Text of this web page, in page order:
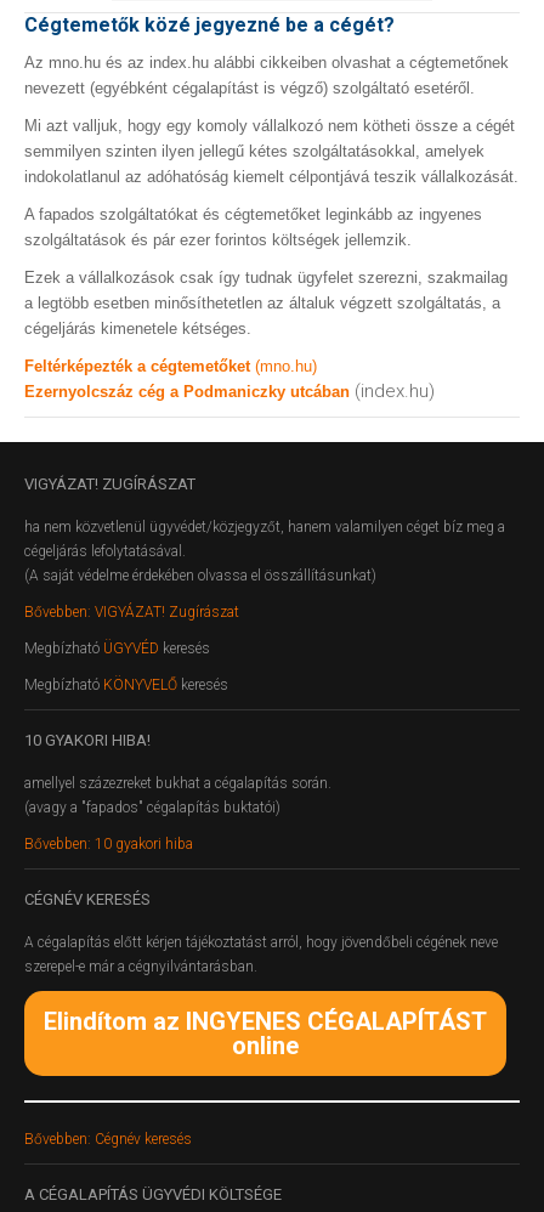
Cégtemetők közé jegyezné be a cégét?
Az mno.hu és az index.hu alábbi cikkeiben olvashat a cégtemetőnek
nevezett (egyébként cégalapítást is végző) szolgáltató esetéről.
Mi azt valljuk, hogy egy komoly vállalkozó nem kötheti össze a cégét
semmilyen szinten ilyen jellegű kétes szolgáltatásokkal, amelyek
indokolatlanul az adóhatóság kiemelt célpontjává teszik vállalkozását.
A fapados szolgáltatókat és cégtemetőket leginkább az ingyenes
szolgáltatások és pár ezer forintos költségek jellemzik.
Ezek a vállalkozások csak így tudnak ügyfelet szerezni, szakmailag
a legtöbb esetben minősíthetetlen az általuk végzett szolgáltatás, a
cégeljárás kimenetele kétséges.
Feltérképezték a cégtemetőket (mno.hu)
Ezernyolcszáz cég a Podmaniczky utcában (index.hu)
VIGYÁZAT! ZUGÍRÁSZAT
ha nem közvetlenül ügyvédet/közjegyzőt, hanem valamilyen céget bíz meg a
cégeljárás lefolytatásával.
(A saját védelme érdekében olvassa el összállításunkat)
Bővebben: VIGYÁZAT! Zugírászat
Megbízható ÜGYVÉD keresés
Megbízható KÖNYVELŐ keresés
10 GYAKORI HIBA!
amellyel százezreket bukhat a cégalapítás során.
(avagy a "fapados" cégalapítás buktatói)
Bővebben: 10 gyakori hiba
CÉGNÉV KERESÉS
A cégalapítás előtt kérjen tájékoztatást arról, hogy jövendőbeli cégének neve
szerepel-e már a cégnyilvántarásban.
Elindítom az INGYENES CÉGALAPÍTÁST
online
Bővebben: Cégnév keresés
A CÉGALAPÍTÁS ÜGYVÉDI KÖLTSÉGE